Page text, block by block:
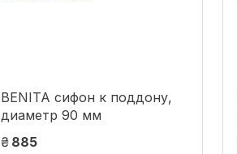
BENITA сифон к поддону,
диаметр 90 мм
₴ 885